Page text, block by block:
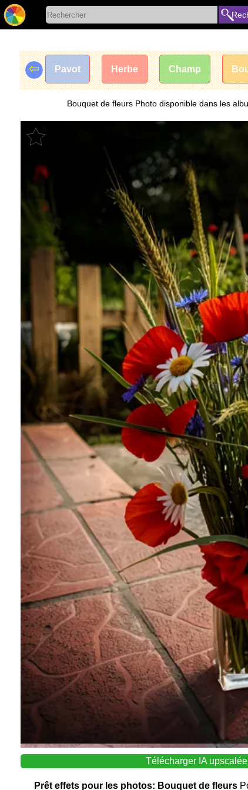
Pavot Herbe Champ
⇦
Bouquet de fleurs Photo disponible dans les
Télécharger IA
Prêt effets pour les photos: Bouquet de fleurs